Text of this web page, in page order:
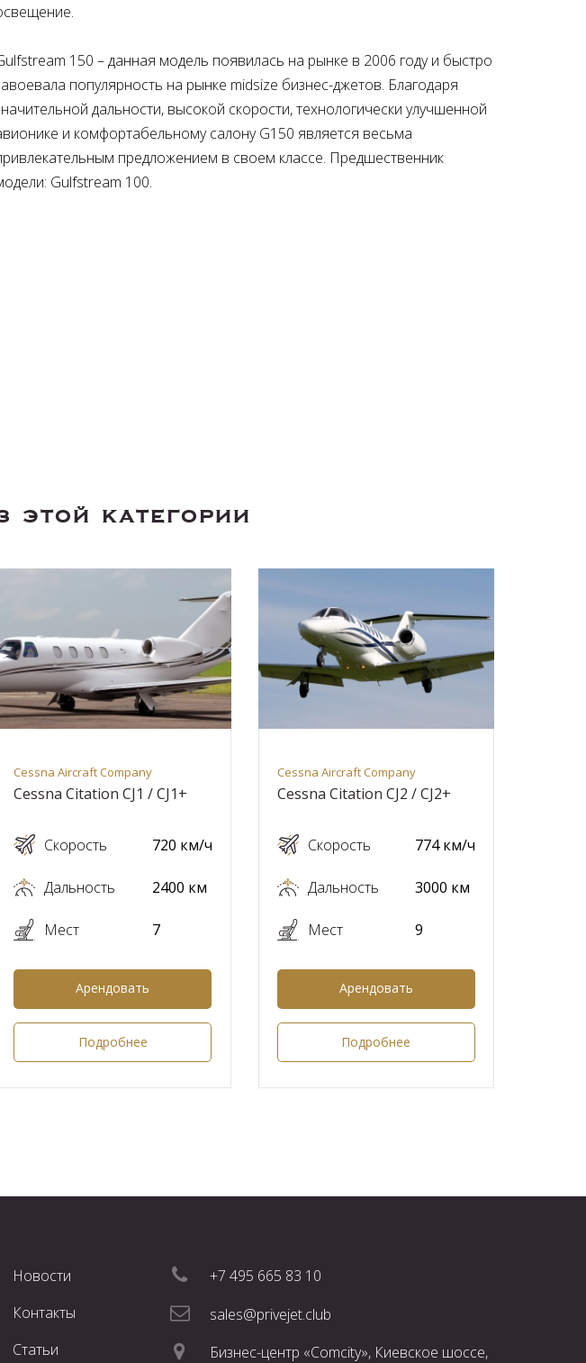
150 – данная модель появилась на рынке в 2006 году и быстро
популярность на рынке midsize бизнес-джетов. Благодаря
дальности, высокой скорости, технологически улучшенной
и комфортабельному салону G150 является весьма
предложением в своем классе. Предшественник
Gulfstream 100.
этой категории
Cessna Aircraft Company
Cessna Citation CJ1 / CJ1+
Скорость
Дальность
Мест
720 км/ч
2400 км
7
Арендовать
Подробнее
Cessna Aircraft Company
Cessna Citation CJ2 / CJ2+
Скорость
Дальность
Мест
774 км/ч
3000 км
9
Арендовать
Подробнее
Новости
Контакты
Статьи
+7 495 665 83 10
sales@privejet.club
Бизнес-центр «Comcity», Киевское шоссе,